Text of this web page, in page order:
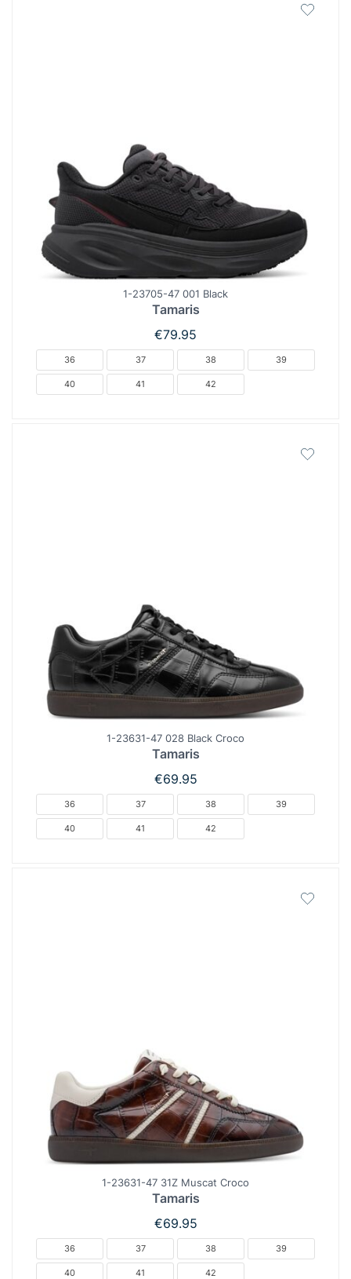
1-23705-47 001 Black
Tamaris
€79.95
36 37 38 39
40 41 42
1-23631-47 028 Black Croco
Tamaris
€69.95
36 37 38 39
40 41 42
1-23631-47 31Z Muscat Croco
Tamaris
€69.95
36 37 38 39
40 41 42